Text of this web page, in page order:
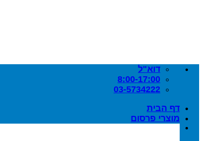
דוא"ל
8:00-17:00
03-5734222
דף הבית
מוצרי פרסום